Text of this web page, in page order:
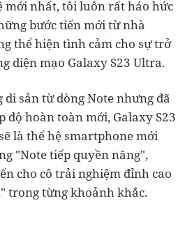
mới nhất, tôi luôn rất háo hức
bước tiến mới từ nhà
thể hiện tình cảm cho sự trở
diện mạo Galaxy S23 Ultra.
sản từ dòng Note nhưng đã
độ hoàn toàn mới, Galaxy S23
là thế hệ smartphone mới
"Note tiếp quyền năng",
cho cô trải nghiệm đỉnh cao
trong từng khoảnh khắc.